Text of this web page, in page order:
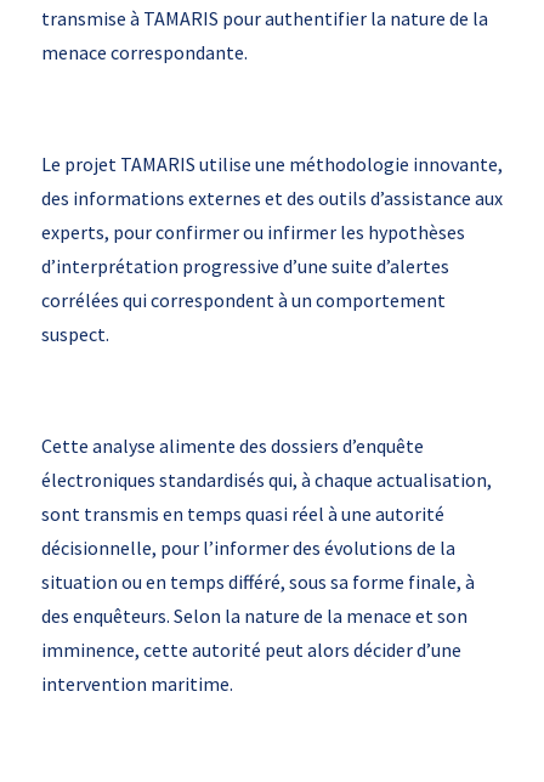
transmise à TAMARIS pour authentifier la nature de la
menace correspondante.
Le projet TAMARIS utilise une méthodologie innovante,
des informations externes et des outils d’assistance aux
experts, pour confirmer ou infirmer les hypothèses
d’interprétation progressive d’une suite d’alertes
corrélées qui correspondent à un comportement
suspect.
Cette analyse alimente des dossiers d’enquête
électroniques standardisés qui, à chaque actualisation,
sont transmis en temps quasi réel à une autorité
décisionnelle, pour l’informer des évolutions de la
situation ou en temps différé, sous sa forme finale, à
des enquêteurs. Selon la nature de la menace et son
imminence, cette autorité peut alors décider d’une
intervention maritime.